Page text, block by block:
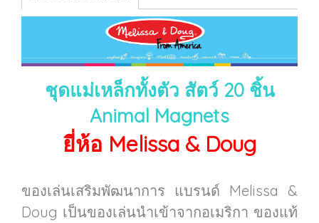
ชุดแม่เหล็กทั้งตัว สัตว์ 20 ชิ้น
Animal Magnets
ยี่ห้อ Melissa & Doug
ของเล่นเสริมพัฒนาการ แบรนด์ Melissa &
Doug เป็นของเล่นนำเข้าจากอเมริกา ของแท้